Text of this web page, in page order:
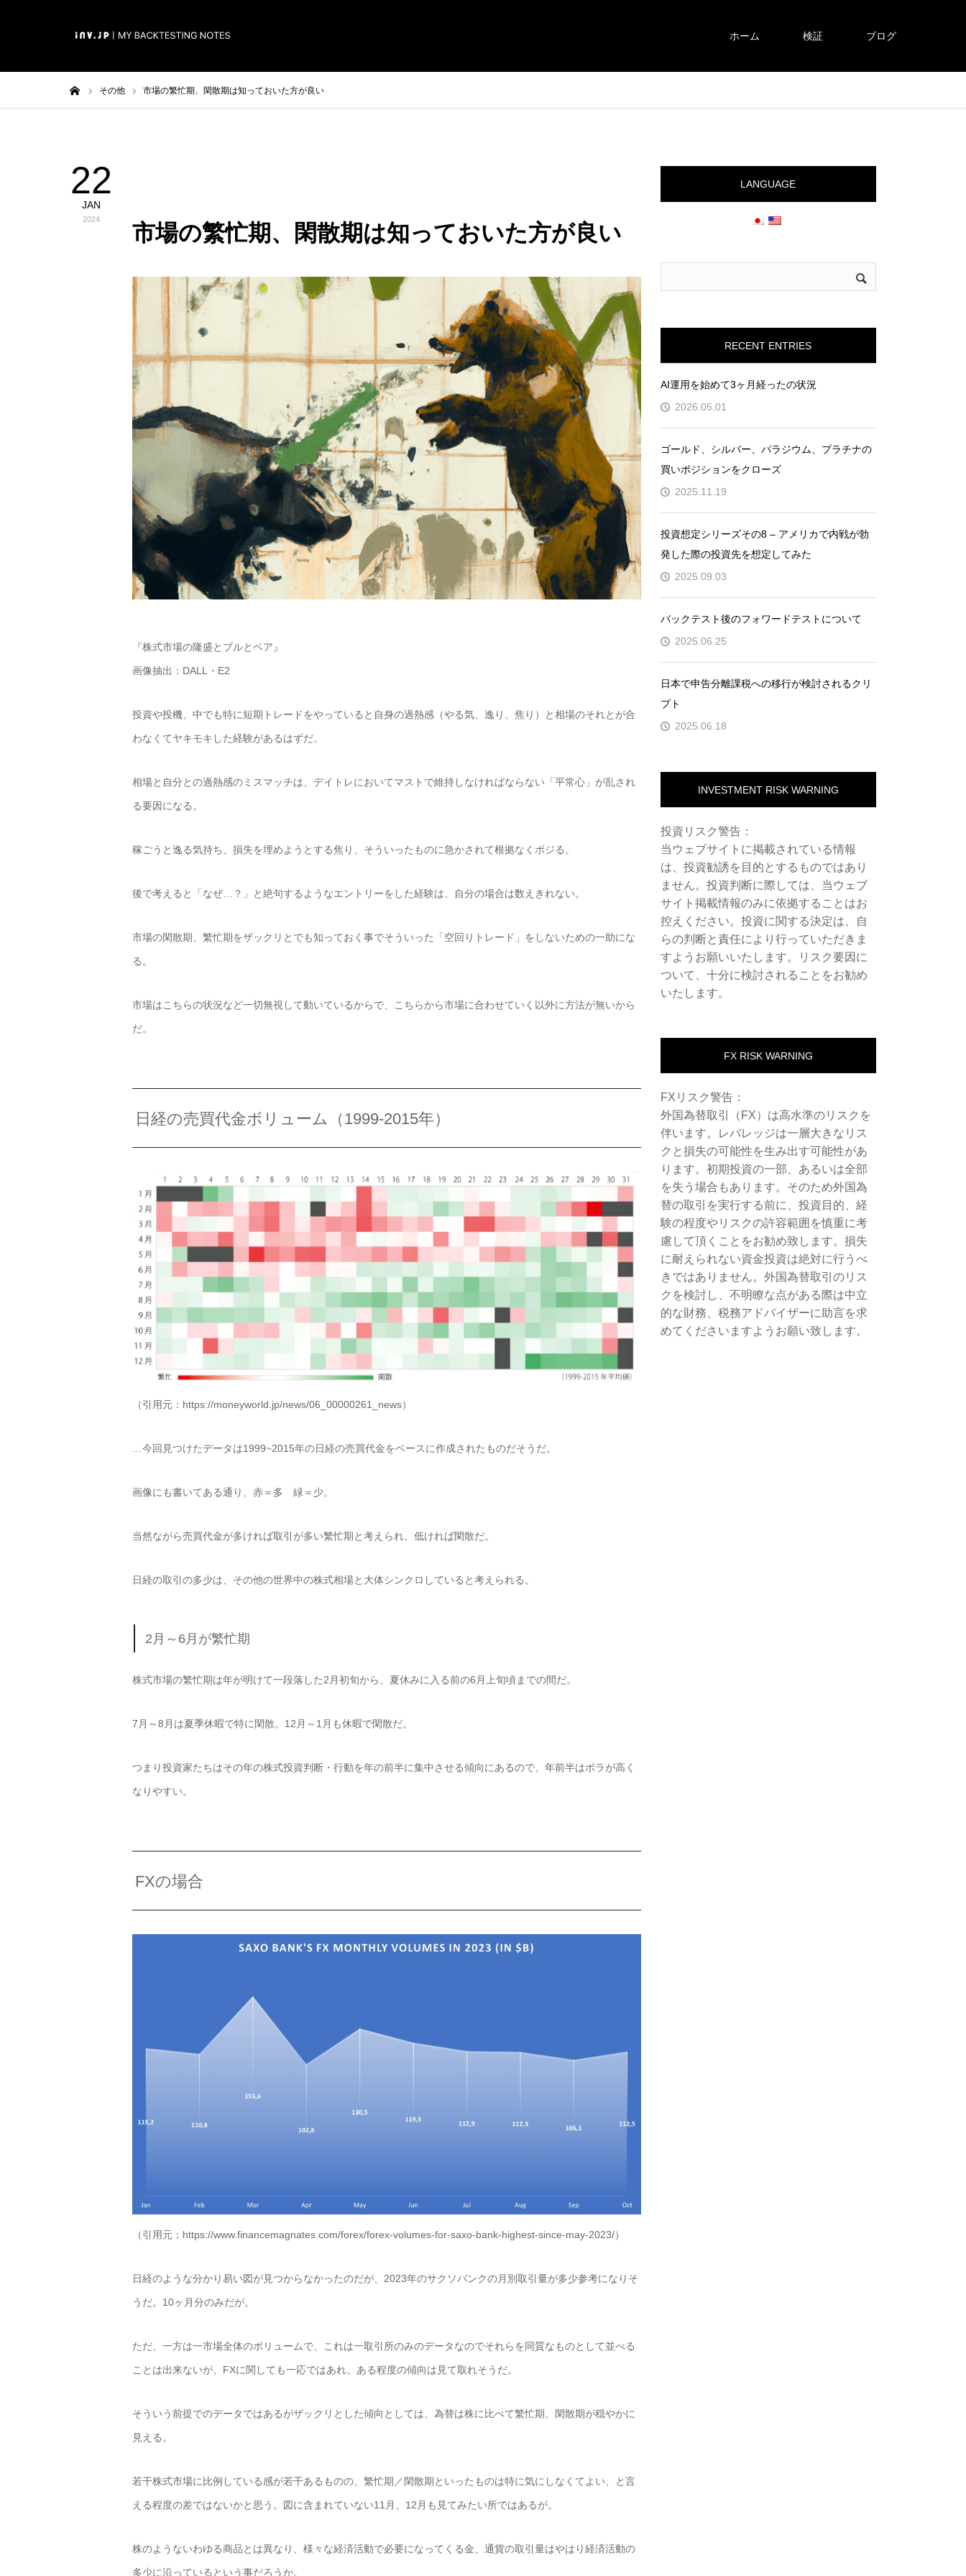
ホーム 検証 ブログ
その他 市場の繁忙期、閑散期は知っておいた方が良い
22
JAN
2024
市場の繁忙期、閑散期は知っておいた方が良い
『株式市場の隆盛とブルとベア』
画像抽出：DALL・E2
投資や投機、中でも特に短期トレードをやっていると自身の過熱感（やる気、逸り、焦り）と相場のそれとが合
わなくてヤキモキした経験があるはずだ。
相場と自分との過熱感のミスマッチは、デイトレにおいてマストで維持しなければならない「平常心」が乱され
る要因になる。
稼ごうと逸る気持ち、損失を埋めようとする焦り、そういったものに急かされて根拠なくポジる。
後で考えると「なぜ…？」と絶句するようなエントリーをした経験は、自分の場合は数えきれない。
市場の閑散期、繁忙期をザックリとでも知っておく事でそういった「空回りトレード」をしないための一助にな
る。
市場はこちらの状況など一切無視して動いているからで、こちらから市場に合わせていく以外に方法が無いから
だ。
日経の売買代金ボリューム（1999-2015年）
（引用元：https://moneyworld.jp/news/06_00000261_news）
…今回見つけたデータは1999~2015年の日経の売買代金をベースに作成されたものだそうだ。
画像にも書いてある通り、赤＝多 緑＝少。
当然ながら売買代金が多ければ取引が多い繁忙期と考えられ、低ければ閑散だ。
日経の取引の多少は、その他の世界中の株式相場と大体シンクロしていると考えられる。
2月～6月が繁忙期
株式市場の繁忙期は年が明けて一段落した2月初旬から、夏休みに入る前の6月上旬頃までの間だ。
7月～8月は夏季休暇で特に閑散。12月～1月も休暇で閑散だ。
つまり投資家たちはその年の株式投資判断・行動を年の前半に集中させる傾向にあるので、年前半はボラが高く
なりやすい。
FXの場合
（引用元：https://www.financemagnates.com/forex/forex-volumes-for-saxo-bank-highest-since-may-2023/）
日経のような分かり易い図が見つからなかったのだが、2023年のサクソバンクの月別取引量が多少参考になりそ
うだ。10ヶ月分のみだが。
ただ、一方は一市場全体のボリュームで、これは一取引所のみのデータなのでそれらを同質なものとして並べる
ことは出来ないが、FXに関しても一応ではあれ、ある程度の傾向は見て取れそうだ。
そういう前提でのデータではあるがザックリとした傾向としては、為替は株に比べて繁忙期、閑散期が穏やかに
見える。
若干株式市場に比例している感が若干あるものの、繁忙期／閑散期といったものは特に気にしなくてよい、と言
える程度の差ではないかと思う。図に含まれていない11月、12月も見てみたい所ではあるが。
株のようないわゆる商品とは異なり、様々な経済活動で必要になってくる金、通貨の取引量はやはり経済活動の
多少に沿っているという事だろうか。
LANGUAGE
RECENT ENTRIES
AI運用を始めて3ヶ月経ったの状況
2026.05.01
ゴールド、シルバー、パラジウム、プラチナの
買いポジションをクローズ
2025.11.19
投資想定シリーズその8 – アメリカで内戦が勃
発した際の投資先を想定してみた
2025.09.03
バックテスト後のフォワードテストについて
2025.06.25
日本で申告分離課税への移行が検討されるクリ
プト
2025.06.18
INVESTMENT RISK WARNING
投資リスク警告：
当ウェブサイトに掲載されている情報
は、投資勧誘を目的とするものではあり
ません。投資判断に際しては、当ウェブ
サイト掲載情報のみに依拠することはお
控えください。投資に関する決定は、自
らの判断と責任により行っていただきま
すようお願いいたします。リスク要因に
ついて、十分に検討されることをお勧め
いたします。
FX RISK WARNING
FXリスク警告：
外国為替取引（FX）は高水準のリスクを
伴います。レバレッジは一層大きなリス
クと損失の可能性を生み出す可能性があ
ります。初期投資の一部、あるいは全部
を失う場合もあります。そのため外国為
替の取引を実行する前に、投資目的、経
験の程度やリスクの許容範囲を慎重に考
慮して頂くことをお勧め致します。損失
に耐えられない資金投資は絶対に行うべ
きではありません。外国為替取引のリス
クを検討し、不明瞭な点がある際は中立
的な財務、税務アドバイザーに助言を求
めてくださいますようお願い致します。